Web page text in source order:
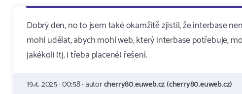
Dobrý den, no to jsem také okamžitě zjistil, že interbase
mohl udělat, abych mohl web, který interbase potřebuje,
jakékoli (tj. i třeba placené) řešení.
19.4. 2025 · 00:58 · autorcherry80.euweb.cz (cherry80.euweb.cz)